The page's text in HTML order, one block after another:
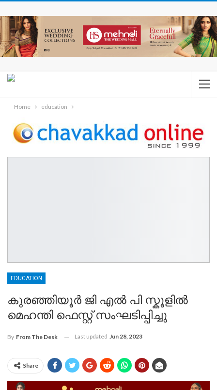
Home education
EDUCATION
കുരഞ്ഞിയൂർ ജി എൽ പി സ്കൂളിൽ
മെഹന്തി ഫെസ്റ്റ് സംഘടിപ്പിച്ചു
By From The Desk Last updated Jun 28, 2023
Share